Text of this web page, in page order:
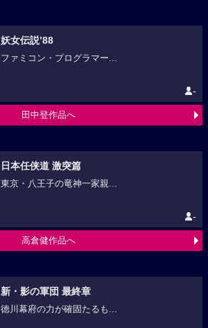
妖女伝説’88
ファミコン・プログラマー...
-
田中登作品へ
日本任侠道 激突篇
東京・八王子の竜神一家親...
-
高倉健作品へ
新・影の軍団 最終章
徳川幕府の力が確固たるも...